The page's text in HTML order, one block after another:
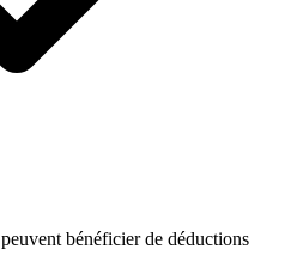
bénéficier de déductions